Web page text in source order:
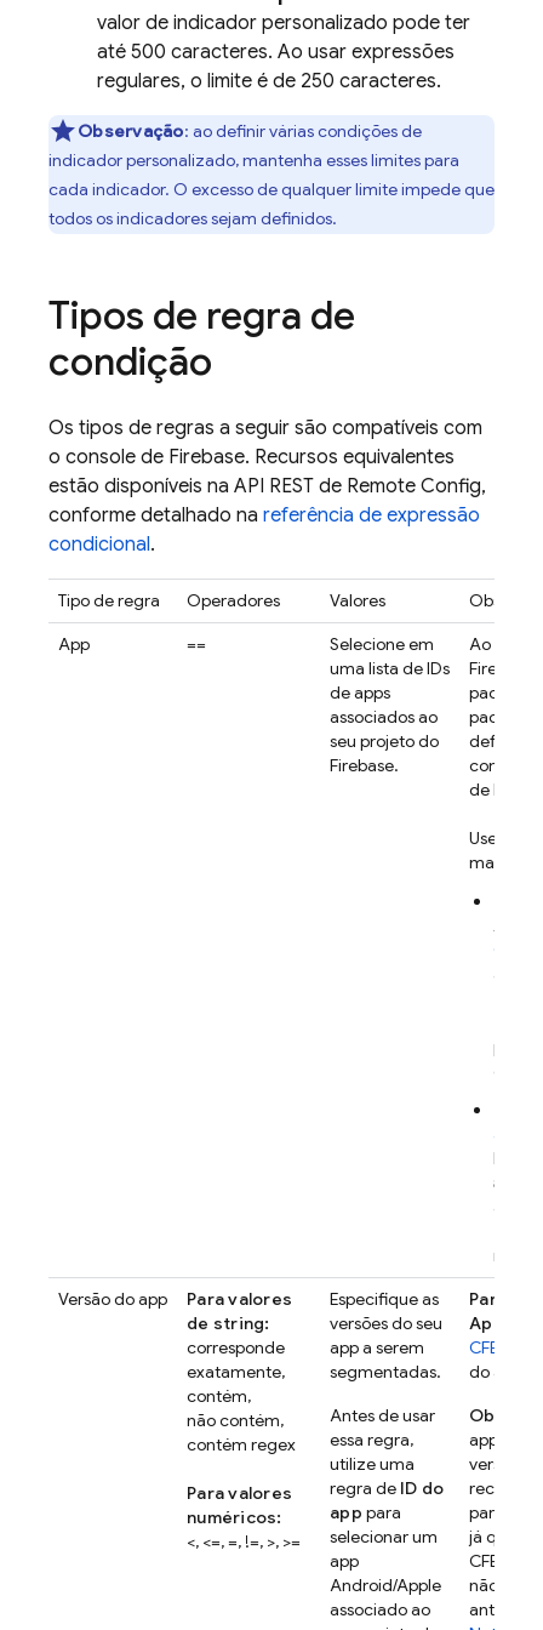
valor de indicador personalizado pode ter
até 500 caracteres. Ao usar expressões
regulares, o limite é de 250 caracteres.
Observação: ao definir várias condições de
indicador personalizado, mantenha esses limites para
cada indicador. O excesso de qualquer limite impede que
todos os indicadores sejam definidos.
Tipos de regra de
condição
Os tipos de regras a seguir são compatíveis com
o console de Firebase. Recursos equivalentes
estão disponíveis na API REST de Remote Config,
conforme detalhado na referência de expressão
condicional.
Tipo de regra Operadores Valores
App
==
Selecione em
uma lista de IDs
de apps
associados ao
seu projeto do
Firebase.
Ao
Firebase,
pacote
pacote
defina
como
de
Use o
maneira:
Apple
app.
para
do
no
Versão do app
Para valores
de string:
corresponde
exatamente,
contém,
não contém,
contém regex
Para valores
numéricos:
<, <=, =, !=, >, >=
Especifique as
versões do seu
app a serem
segmentadas.
Antes de usar
essa regra,
utilize uma
regra de ID do
app para
selecionar um
app
Android/Apple
associado ao
Para
Apple
do app.
app
versão
recente
para
já que
não é